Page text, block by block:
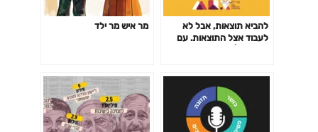
להביא תוצאות, אבל לא
לעבוד אצל התוצאות. עם
מר איש מר ילד